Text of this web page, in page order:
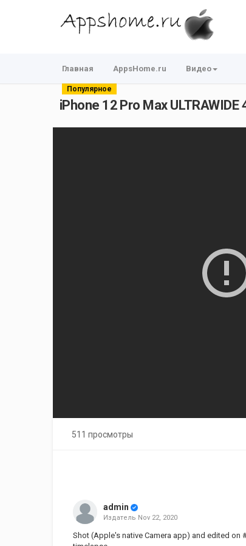
Главная AppsHome.ru Видео
Популярное
iPhone 12 Pro Max
511 просмотры
admin
Издатель Nov 22, 2020
Shot (Apple's native Camera app) and edited on